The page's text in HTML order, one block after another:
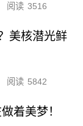
阅读 3516
美核潜光鲜
阅读 5842
着美梦！